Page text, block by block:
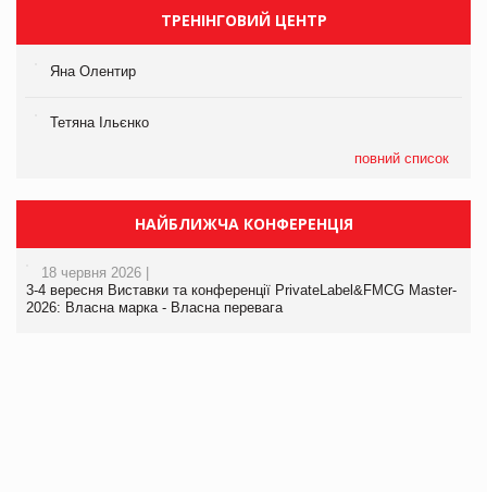
ТРЕНІНГОВИЙ ЦЕНТР
Яна Олентир
Тетяна Ільєнко
повний список
НАЙБЛИЖЧА КОНФЕРЕНЦІЯ
18 червня 2026 |
3-4 вересня Виставки та конференції PrivateLabel&FMCG Master-
2026: Власна марка - Власна перевага